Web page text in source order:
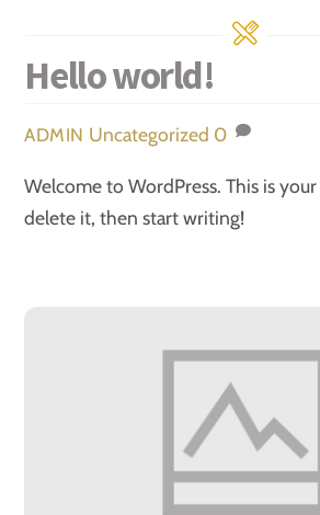
Hello world!
ADMIN Uncategorized 0
Welcome to WordPress. This is
delete it, then start writing!